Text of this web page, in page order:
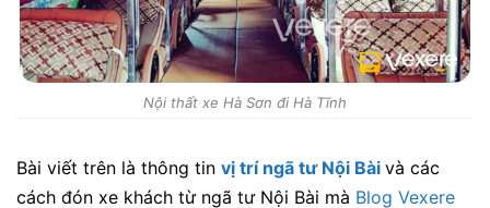
Nội thất xe Hà Sơn đi Hà Tĩnh
Bài viết trên là thông tin vị trí ngã tư Nội Bài và các
cách đón xe khách từ ngã tư Nội Bài mà Blog Vexere